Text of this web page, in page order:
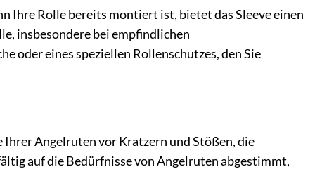
Ihre Rolle bereits montiert ist, bietet das Sleeve einen
insbesondere bei empfindlichen
oder eines speziellen Rollenschutzes, den Sie
Ihrer Angelruten vor Kratzern und Stößen, die
auf die Bedürfnisse von Angelruten abgestimmt,